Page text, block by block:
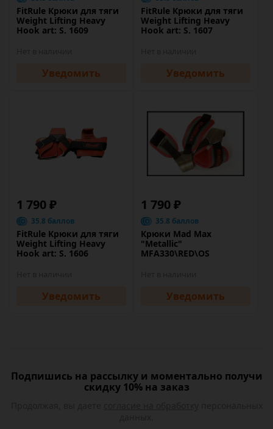
FitRule Крюки для тяги
Weight Lifting Heavy
Hook art: S. 1609
Уведомить
FitRule Крюки для тяги
Weight Lifting Heavy
Hook art: S. 1607
Уведомить
1 790 ₽
35.8 баллов
FitRule Крюки для тяги
Weight Lifting Heavy
Hook art: S. 1606
Уведомить
1 790 ₽
35.8 баллов
Крюки Mad Max
"Metallic"
MFA330\RED\OS
Уведомить
Подпишись на рассылку и моментально получи
скидку 10% на заказ